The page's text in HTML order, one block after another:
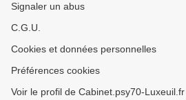
Signaler un abus
C.G.U.
Cookies et données personnelles
Préférences cookies
Voir le profil de Cabinet.psy70-